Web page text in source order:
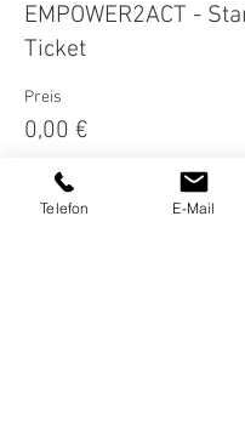
EMPOWER2ACT -
Ticket
Preis
0,00 €
Telefon E-Mail